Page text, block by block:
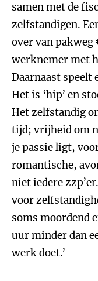
samen met de
zelfstandigen.
over van pakweg
werknemer met
Daarnaast speelt
Het is ‘hip’ en
Het zelfstandig
tijd; vrijheid om
je passie ligt,
romantische,
niet iedere
voor
soms moordend
uur minder dan
werk doet.’